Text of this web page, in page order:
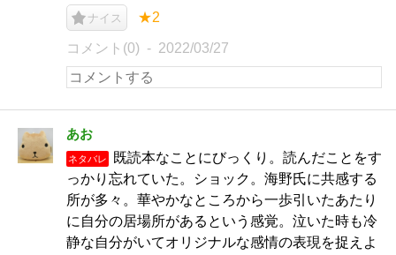
ナイス ★2
コメント(0) 2022/03/27
あお
ネタバレ
既読本なことにびっくり。読んだことをす
っかり忘れていた。ショック。海野氏に共感する
所が多々。華やかなところから一歩引いたあたり
に自分の居場所があるという感覚。泣いた時も冷
静な自分がいてオリジナルな感情の表現を捉えよ